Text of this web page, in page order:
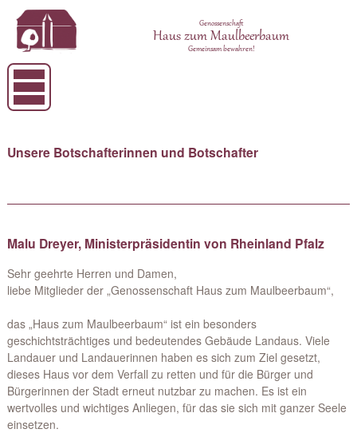
Genossenschaft
Haus zum Maulbeerbaum
Gemeinsam bewahren!
Unsere Botschafterinnen und Botschafter
Malu Dreyer, Ministerpräsidentin von Rheinland Pfalz
Sehr geehrte Herren und Damen,
liebe Mitglieder der „Genossenschaft Haus zum Maulbeerbaum“,
das „Haus zum Maulbeerbaum“ ist ein besonders
geschichtsträchtiges und bedeutendes Gebäude Landaus. Viele
Landauer und Landauerinnen haben es sich zum Ziel gesetzt,
dieses Haus vor dem Verfall zu retten und für die Bürger und
Bürgerinnen der Stadt erneut nutzbar zu machen. Es ist ein
wertvolles und wichtiges Anliegen, für das sie sich mit ganzer Seele
einsetzen.